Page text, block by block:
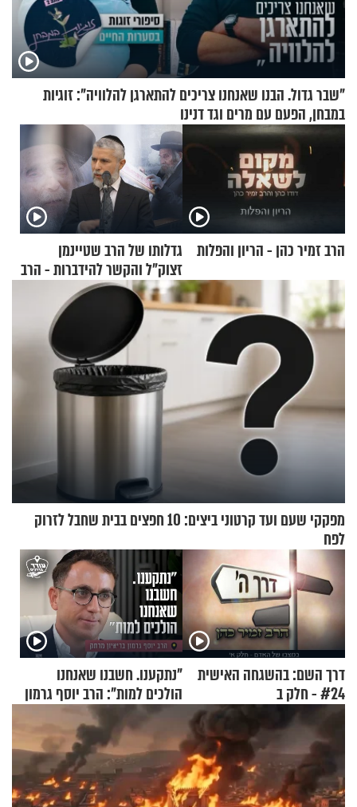
"שבר גדול. הבנו שאנחנו צריכים להתארגן להלוויה": זוגיות
במבחן, הפעם עם מרים וגד דנינו
הרב זמיר כהן - הריון והפלות
גדלותו של הרב שטיינמן
זצוק"ל והקשר להידברות - הרב
זמיר כהן
מפקקי שעם ועד קרטוני ביצים: 10 חפצים בבית שחבל לזרוק
לפח
דרך השם: בהשגחה האישית
#24 - חלק ב
"נתקענו. חשבנו שאנחנו
הולכים למות": הרב יוסף גרמון
בריאיון מרתק